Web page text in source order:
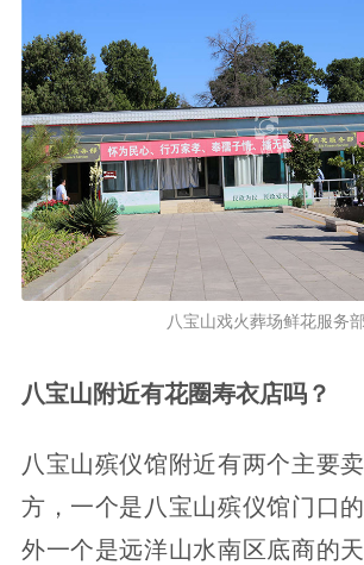
八宝山戏火葬场鲜花服务部
八宝山附近有花圈寿衣店吗？
八宝山殡仪馆附近有两个主要
方，一个是八宝山殡仪馆门口
外一个是远洋山水南区底商的天